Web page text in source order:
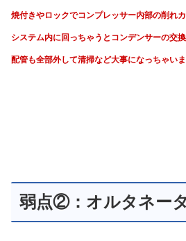
焼付きやロックでコンプレッサー内部の削れ
システム内に回っちゃうと コンデンサーの交換
配管も全部外して清掃など大事になっちゃいま
弱点②：オルタネータ